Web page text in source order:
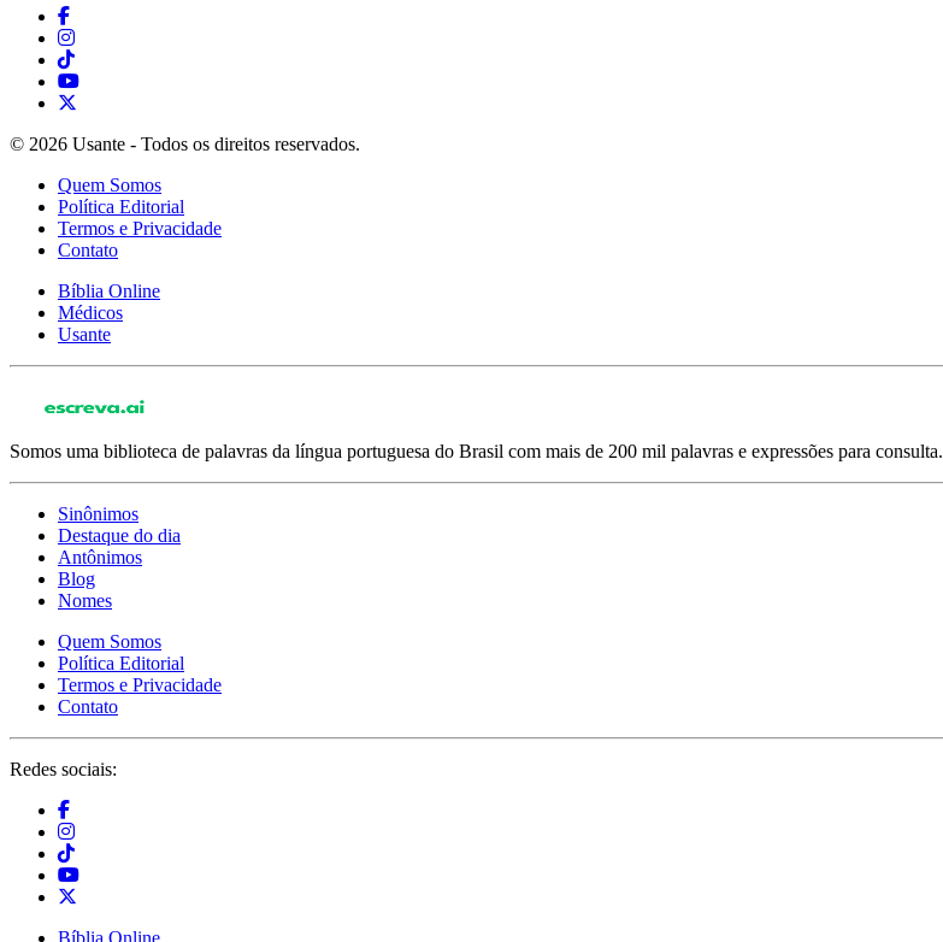
© 2026 Usante - Todos os direitos reservados.
Quem Somos
Política Editorial
Termos e Privacidade
Contato
Bíblia Online
Médicos
Usante
Somos uma biblioteca de palavras da língua portuguesa do Brasil com mais de 200 mil palavras e expressões para consulta.
Sinônimos
Destaque do dia
Antônimos
Blog
Nomes
Quem Somos
Política Editorial
Termos e Privacidade
Contato
Redes sociais: